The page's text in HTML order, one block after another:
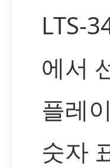
LTS-
에서
플레
숫자